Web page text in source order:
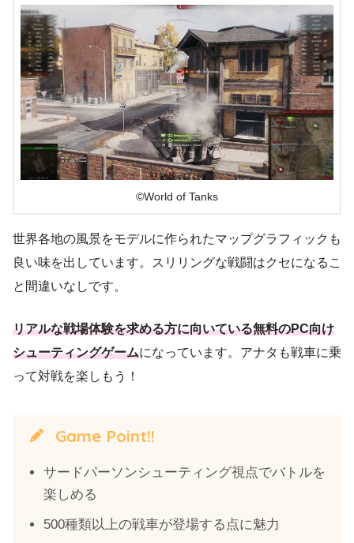
©World of Tanks
世界各地の風景をモデルに作られたマップグラフィックも
良い味を出しています。スリリングな戦闘はクセになるこ
と間違いなしです。
リアルな戦場体験を求める方に向いている無料のPC向け
シューティングゲームになっています。アナタも戦車に乗
って対戦を楽しもう！
Game Point!!
サードパーソンシューティング視点でバトルを
楽しめる
500種類以上の戦車が登場する点に魅力